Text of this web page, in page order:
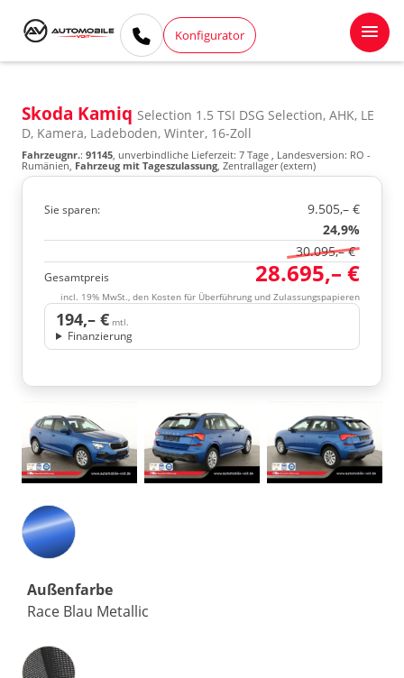
Konfigurator
Skoda Kamiq Selection 1.5 TSI DSG Selection, AHK, LE
D, Kamera, Ladeboden, Winter, 16-Zoll
Fahrzeugnr.: 91145, unverbindliche Lieferzeit: 7 Tage , Landesversion: RO -
Rumänien, Fahrzeug mit Tageszulassung, Zentrallager (extern)
Sie sparen:
9.505,– €
24,9%
30.095,– €
Gesamtpreis 28.695,– €
incl. 19% MwSt., den Kosten für Überführung und Zulassungspapieren
194,– € mtl.
Finanzierung
Außenfarbe
Race Blau Metallic
Innenausstattung